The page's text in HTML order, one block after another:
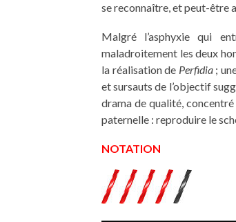
se reconnaître, et peut-être
Malgré l’asphyxie qui
maladroitement les deux
la réalisation de Perfidia;
et sursauts de l’objectif
drama de qualité,
paternelle : reproduire le
NOTATION